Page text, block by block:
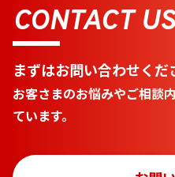
CONTACT US
まずはお問い合わせくだ
お客さまのお悩みやご相談
ています。